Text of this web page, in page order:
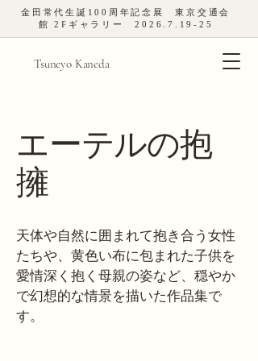
Tsuneyo Kaneda
金田常代生誕 100 周年記念展 東京交通会
館2 Fギャラリー2026.7.19-25
エーテルの抱
擁
天体や自然に囲まれて抱き合う女性
たちや、黄色い布に包まれた子供を
愛情深く抱く母親の姿など、穏やか
で幻想的な情景を描いた作品集で
す。